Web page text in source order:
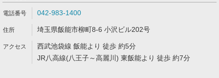
042-983-1400
埼玉県飯能市柳町8-6 小沢ビル202号
西武池袋線 飯能より 徒歩 約5分
JR八高線(八王子～高麗川) 東飯能より 徒歩 約7分